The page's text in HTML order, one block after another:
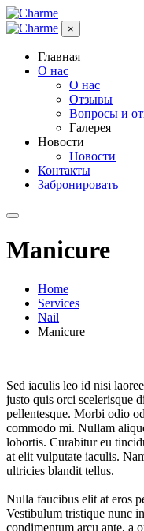
×
Главная
О нас
О нас
Отзывы
Вопросы и
Галерея
Новости
Новости
Контакты
Забронировать
Manicure
Home
Services
Nail
Manicure
Sed iaculis leo id nisi
justo quis orci scelerisque
pellentesque. Morbi odio
commodo mi. Nullam
lobortis. Curabitur eu
at elit vulputate iaculis.
ultricies blandit tellus.
Nulla faucibus elit at eros
Vestibulum tristique nunc
condimentum arcu ante, a